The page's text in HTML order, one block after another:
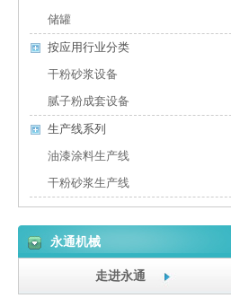
储罐
按应用行业分类
干粉砂浆设备
腻子粉成套设备
生产线系列
油漆涂料生产线
干粉砂浆生产线
永通机械
走进永通